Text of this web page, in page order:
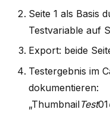
Seite 1 als Basis
Testvariable auf
Export: beide
Testergebnis im
dokumentieren:
„ThumbnailTest01